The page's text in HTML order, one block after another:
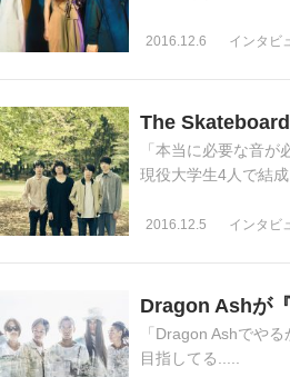
2016.12.6 インタ
The
「本当に必要な音
現役大学生4人で結成
2016.12.5 インタ
Dragon Ashが
「Dragon Ashでや
目指してる.....